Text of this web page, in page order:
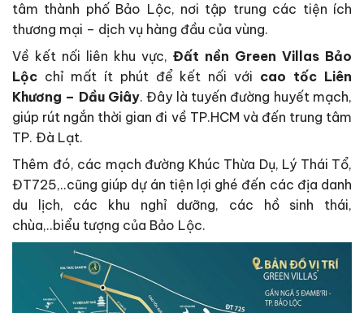
tâm thành phố Bảo Lộc, nơi tập trung các tiện ích
thương mại – dịch vụ hàng đầu của vùng.
Về kết nối liên khu vực, Đất nền Green Villas Bảo
Lộc chỉ mất ít phút để kết nối với cao tốc Liên
Khương – Dầu Giây. Đây là tuyến đường huyết mạch,
giúp rút ngắn thời gian đi về TP.HCM và đến trung tâm
TP. Đà Lạt.
Thêm đó, các mạch đường Khúc Thừa Dụ, Lý Thái Tổ,
ĐT725,..cũng giúp dự án tiện lợi ghé đến các địa danh
du lịch, các khu nghỉ dưỡng, các hồ sinh thái,
chùa,..biểu tượng của Bảo Lộc.